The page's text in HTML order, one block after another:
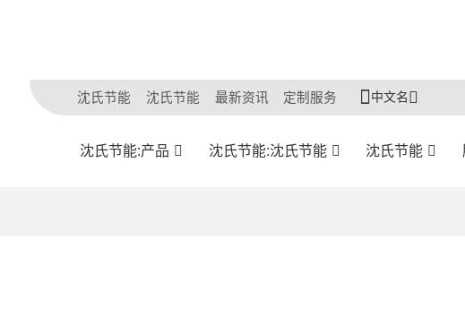
沈氏节能 沈氏节能 最新资讯 定制服务 中文名
沈氏节能:产品 沈氏节能:沈氏节能 沈氏节能